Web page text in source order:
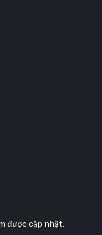
được cập nhật.